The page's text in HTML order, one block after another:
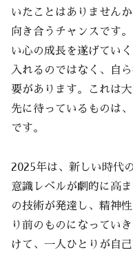
いたことはありません
向き合うチャンスです
い心の成長を遂げてい
入れるのではなく、自
要があります。これは
先に待っているものは
です。
2025年は、新しい時代
意識レベルが劇的に高
の技術が発達し、精神
り前のものになってい
けて、一人ひとりが自